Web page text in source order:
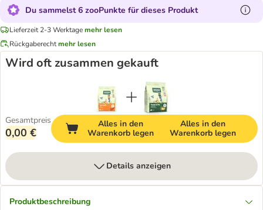
Du sammelst 6 zooPunkte für dieses Produkt
Lieferzeit 2-3 Werktagemehr lesen
Rückgaberechtmehr lesen
Wird oft zusammen gekauft
Gesamtpreis
0,00 €
Alles in den
Warenkorb legen
Alles in den
Warenkorb legen
Details anzeigen
Produktbeschreibung